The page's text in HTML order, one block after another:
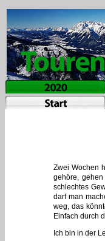
Zwei Wochen
gehöre,
schlechtes
darf man
weg, das
Einfach durch
Ich bin in der